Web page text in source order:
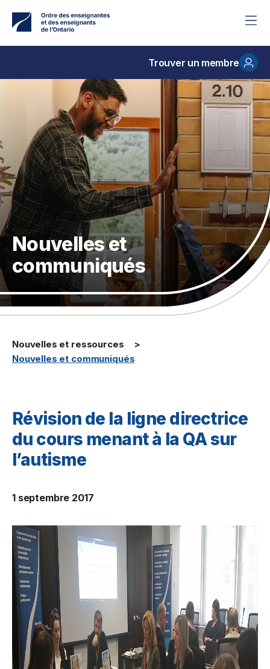
contenu
Trouver un membre
Nouvelles et
communiqués
Nouvelles et ressources
Nouvelles et communiqués
Révision de la ligne directrice
du cours menant à la QA sur
l’autisme
1 septembre 2017